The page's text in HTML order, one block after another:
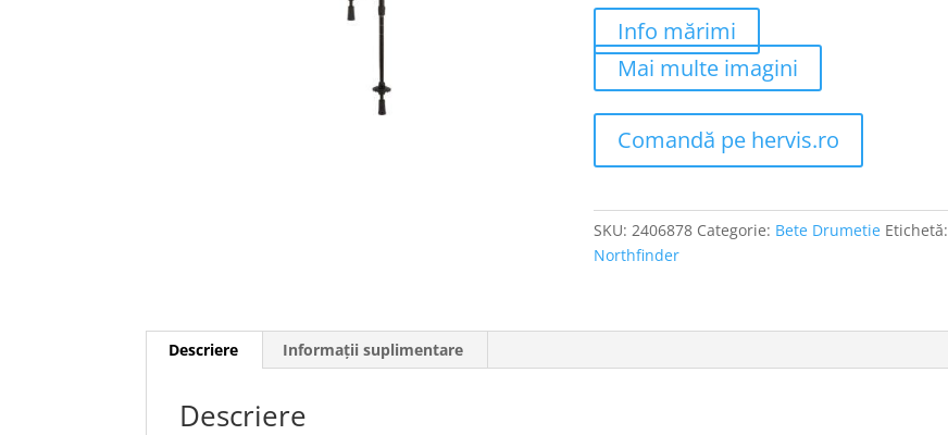
Info mărimi
Mai multe imagini
Comandă pe hervis.ro
SKU: 2406878 Categorie: Bete Drumetie Etichetă:
Northfinder
Descriere Informații suplimentare
Descriere